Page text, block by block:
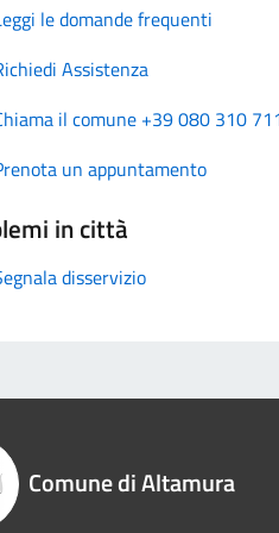
le domande frequenti
Assistenza
il comune +39 080 310
un appuntamento
in città
disservizio
Comune di Altamura